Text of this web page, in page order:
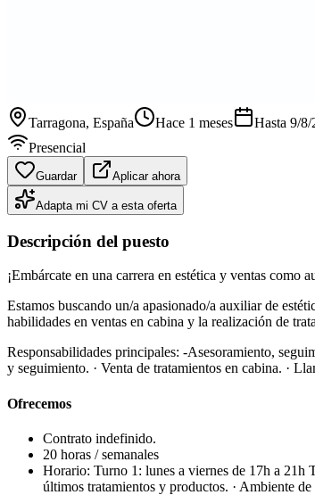
Tarragona, España Hace 1 meses Hasta 9/8/
Presencial
Guardar Aplicar ahora
Adapta mi CV a esta oferta
Descripción del puesto
¡Embárcate en una carrera en estética y ventas como
Estamos buscando un/a apasionado/a auxiliar de
habilidades en ventas en cabina y la realización de
Responsabilidades principales: -Asesoramiento,
y seguimiento. · Venta de tratamientos en cabina. ·
Ofrecemos
Contrato indefinido.
20 horas / semanales
Horario: Turno 1: lunes a viernes de 17h a 21h
últimos tratamientos y productos. · Ambiente